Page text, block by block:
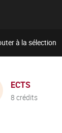
à la sélection
ECTS
8 crédits